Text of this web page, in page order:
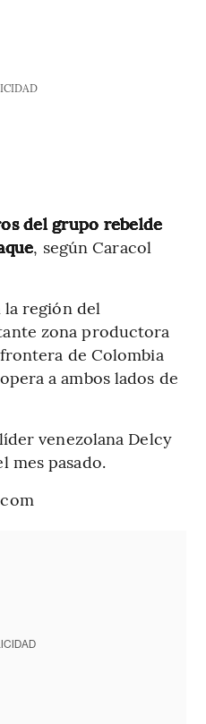
del grupo rebelde
, según Caracol
la región del
zona productora
de Colombia
a ambos lados de
venezolana Delcy
mes pasado.